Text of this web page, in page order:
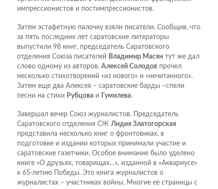
импрессионистов и постимпрессионистов.
Затем эстафетную палочку взяли писатели. Сообщив, что
за пять последних лет саратовские литераторы
выпустили 98 книг, председатель Саратовского
отделения Союза писателей Владимир Масян тут же дал
слово одному из авторов. Алексей Солодов прочел
несколько стихотворений «из нового» и «нечитанного».
Затем еще два Алексея – саратовские барды –спели
песни на стихи Рубцова и Гумилева.
Завершал вечер Союз журналистов. Председатель
Саратовского отделения СЖ Лидия Златогорская
представила несколько книг о фронтовиках, в
подготовке и издании которых принимали участие и
саратовские газетчики. Особое внимание было уделено
книге «О друзьях, товарищах…», изданной в «Аквариусе»
к 65-летию Победы. Это книга журналистов о
журналистах – участниках войны. Многие ее страницы с